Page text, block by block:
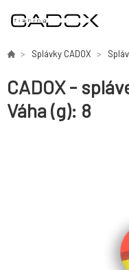
Splávky CADOX
CADOX -
Váha (g): 8